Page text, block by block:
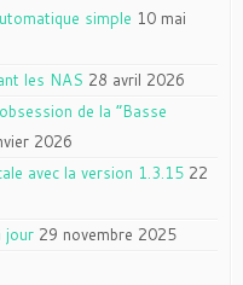
simple 10 mai
les NAS 28 avril 2026
de la “Basse
2026
avec la version 1.3.15 22
jour 29 novembre 2025